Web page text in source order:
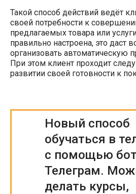
Такой способ действий ведёт
своей потребности к
предлагаемых товара или
правильно настроена, это даст
организовать автоматическую
При этом клиент проходит
развитии своей готовности к
Новый способ
обучаться в
с помощью
Телеграм.
делать курсы,